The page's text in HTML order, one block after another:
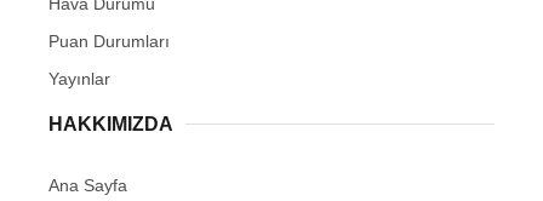
Vedat Tuncay, tarih ve ecdat sevgisini yansıtmak
amacıyla tur otobüsünü özel olarak tasarlattı. Otobüsün
Fatih Sultan Mehmet, Sultan II. Abdülhamid Han, Kudüs